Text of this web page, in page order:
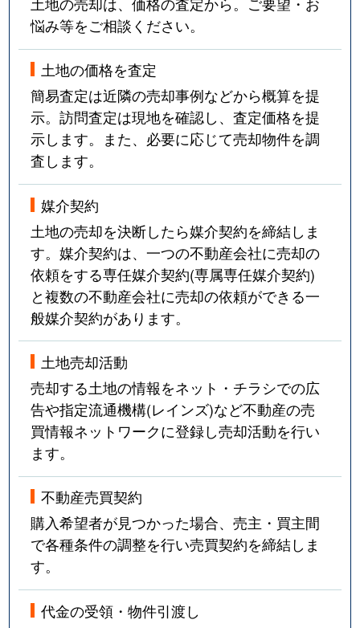
悩み等をご相談ください。
土地の価格を査定
簡易査定は近隣の売却事例などから概算を提
示。訪問査定は現地を確認し、査定価格を提
示します。また、必要に応じて売却物件を調
査します。
媒介契約
土地の売却を決断したら媒介契約を締結しま
す。媒介契約は、一つの不動産会社に売却の
依頼をする専任媒介契約(専属専任媒介契約)
と複数の不動産会社に売却の依頼ができる一
般媒介契約があります。
土地売却活動
売却する土地の情報をネット・チラシでの広
告や指定流通機構(レインズ)など不動産の売
買情報ネットワークに登録し売却活動を行い
ます。
不動産売買契約
購入希望者が見つかった場合、売主・買主間
で各種条件の調整を行い売買契約を締結しま
す。
代金の受領・物件引渡し